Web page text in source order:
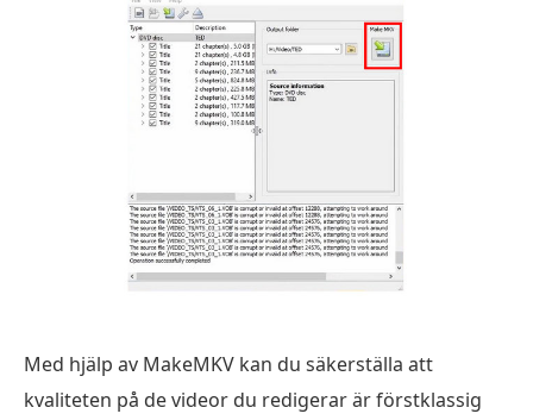
Med hjälp av MakeMKV kan du säkerställa att
kvaliteten på de videor du redigerar är förstklassig